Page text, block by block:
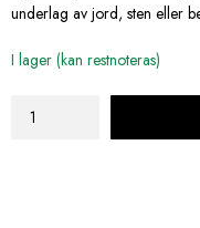
underlag av jord, sten eller
I lager (kan restnoteras)
Rais